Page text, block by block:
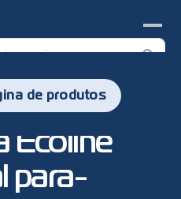
de produtos
Ecoline
para-